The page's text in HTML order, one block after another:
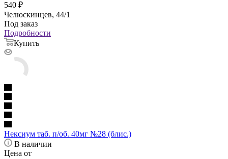
540 ₽
Челюскинцев, 44/1
Под заказ
Подробности
Купить
Нексиум таб. п/об. 40мг №28 (блис.)
В наличии
Цена от